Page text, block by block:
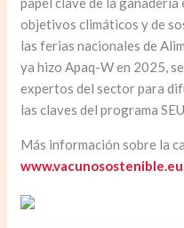
objetivos climáticos y de
las ferias nacionales de
ya hizo Apaq-W en 2025,
expertos del sector para
las claves del programa
Más información sobre la
www.vacunosostenible.eu